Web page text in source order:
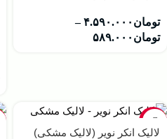
تومان ۴.۵۹۰.۰۰۰ –
تومان ۵۸۹.۰۰۰
-20%
لالیک انکر نویر (لالیک مشکی)